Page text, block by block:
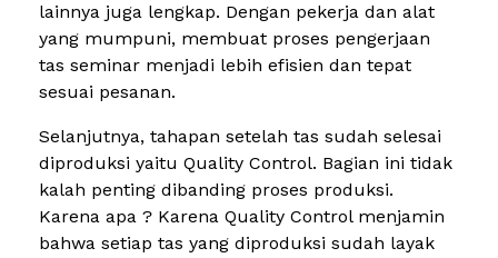
lainnya juga lengkap. Dengan pekerja dan alat
yang mumpuni, membuat proses pengerjaan
tas seminar menjadi lebih efisien dan tepat
sesuai pesanan.
Selanjutnya, tahapan setelah tas sudah selesai
diproduksi yaitu Quality Control. Bagian ini tidak
kalah penting dibanding proses produksi.
Karena apa ? Karena Quality Control menjamin
bahwa setiap tas yang diproduksi sudah layak